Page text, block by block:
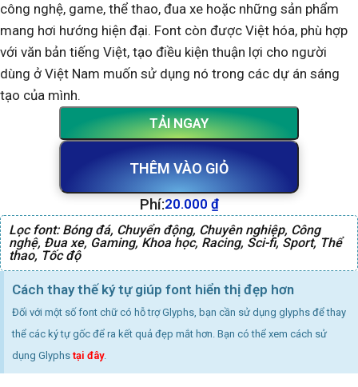
công nghệ, game, thể thao, đua xe hoặc những sản phẩm
mang hơi hướng hiện đại. Font còn được Việt hóa, phù hợp
với văn bản tiếng Việt, tạo điều kiện thuận lợi cho người
dùng ở Việt Nam muốn sử dụng nó trong các dự án sáng
tạo của mình.
THÊM VÀO GIỎ
TẢI NGAY
Phí:20.000 ₫
Lọc font: Bóng đá, Chuyển động, Chuyên nghiệp, Công
nghệ, Đua xe, Gaming,Khoa học, Racing, Sci-fi, Sport, Thể
thao, Tốc độ
Cách thay thế ký tự giúp font hiển thị đẹp hơn
Đối với một số font chữ có hỗ trợ Glyphs, bạn cần sử dụng glyphs để thay
thể các ký tự gốc để ra kết quả đẹp mắt hơn. Bạn có thể xem cách sử
dụng Glyphs tại đây.